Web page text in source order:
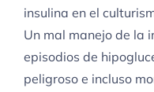
insulina en el
Un mal manejo de la
episodios de
peligroso e incluso